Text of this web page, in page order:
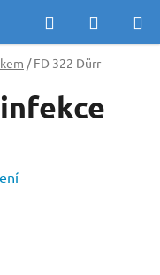
Hledat
KOŠÍK
/ FD 322 Dürr